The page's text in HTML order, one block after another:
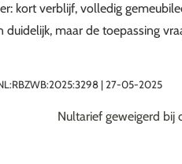
kort verblijf, volledig
maar de toepassing
| 27-05-2025
Nultarief geweigerd bij